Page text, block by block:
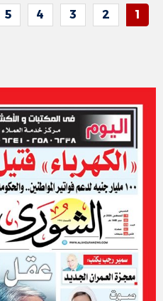
1
2
3
4
5